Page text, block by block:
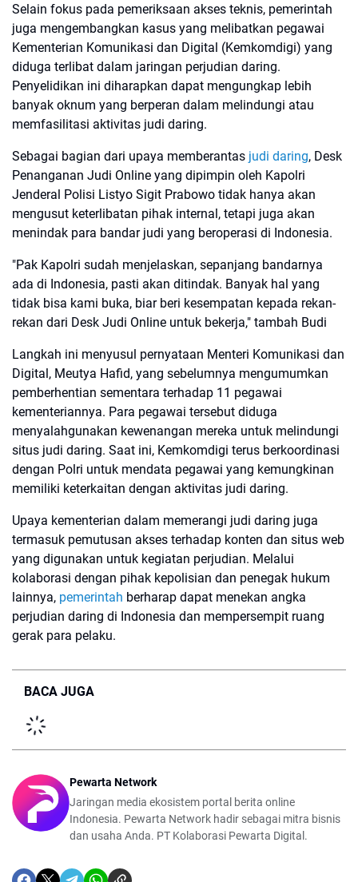
Selain fokus pada pemeriksaan akses teknis, pemerintah
juga mengembangkan kasus yang melibatkan pegawai
Kementerian Komunikasi dan Digital (Kemkomdigi) yang
diduga terlibat dalam jaringan perjudian daring.
Penyelidikan ini diharapkan dapat mengungkap lebih
banyak oknum yang berperan dalam melindungi atau
memfasilitasi aktivitas judi daring.
Sebagai bagian dari upaya memberantas judi daring, Desk
Penanganan Judi Online yang dipimpin oleh Kapolri
Jenderal Polisi Listyo Sigit Prabowo tidak hanya akan
mengusut keterlibatan pihak internal, tetapi juga akan
menindak para bandar judi yang beroperasi di Indonesia.
"Pak Kapolri sudah menjelaskan, sepanjang bandarnya
ada di Indonesia, pasti akan ditindak. Banyak hal yang
tidak bisa kami buka, biar beri kesempatan kepada rekan-
rekan dari Desk Judi Online untuk bekerja," tambah Budi
Langkah ini menyusul pernyataan Menteri Komunikasi dan
Digital, Meutya Hafid, yang sebelumnya mengumumkan
pemberhentian sementara terhadap 11 pegawai
kementeriannya. Para pegawai tersebut diduga
menyalahgunakan kewenangan mereka untuk melindungi
situs judi daring. Saat ini, Kemkomdigi terus berkoordinasi
dengan Polri untuk mendata pegawai yang kemungkinan
memiliki keterkaitan dengan aktivitas judi daring.
Upaya kementerian dalam memerangi judi daring juga
termasuk pemutusan akses terhadap konten dan situs web
yang digunakan untuk kegiatan perjudian. Melalui
kolaborasi dengan pihak kepolisian dan penegak hukum
lainnya, pemerintah berharap dapat menekan angka
perjudian daring di Indonesia dan mempersempit ruang
gerak para pelaku.
BACA JUGA
Pewarta Network
Jaringan media ekosistem portal berita online
Indonesia. Pewarta Network hadir sebagai mitra bisnis
dan usaha Anda. PT Kolaborasi Pewarta Digital.